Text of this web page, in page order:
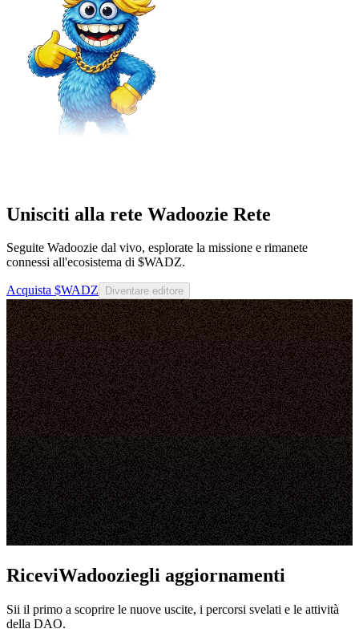
Unisciti alla rete Wadoozie Rete
Seguite Wadoozie dal vivo, esplorate la missione e rimanete
connessi all'ecosistema di $WADZ.
Acquista $WADZ Diventare editore
RiceviWadooziegli aggiornamenti
Sii il primo a scoprire le nuove uscite, i percorsi svelati e le attività
della DAO.